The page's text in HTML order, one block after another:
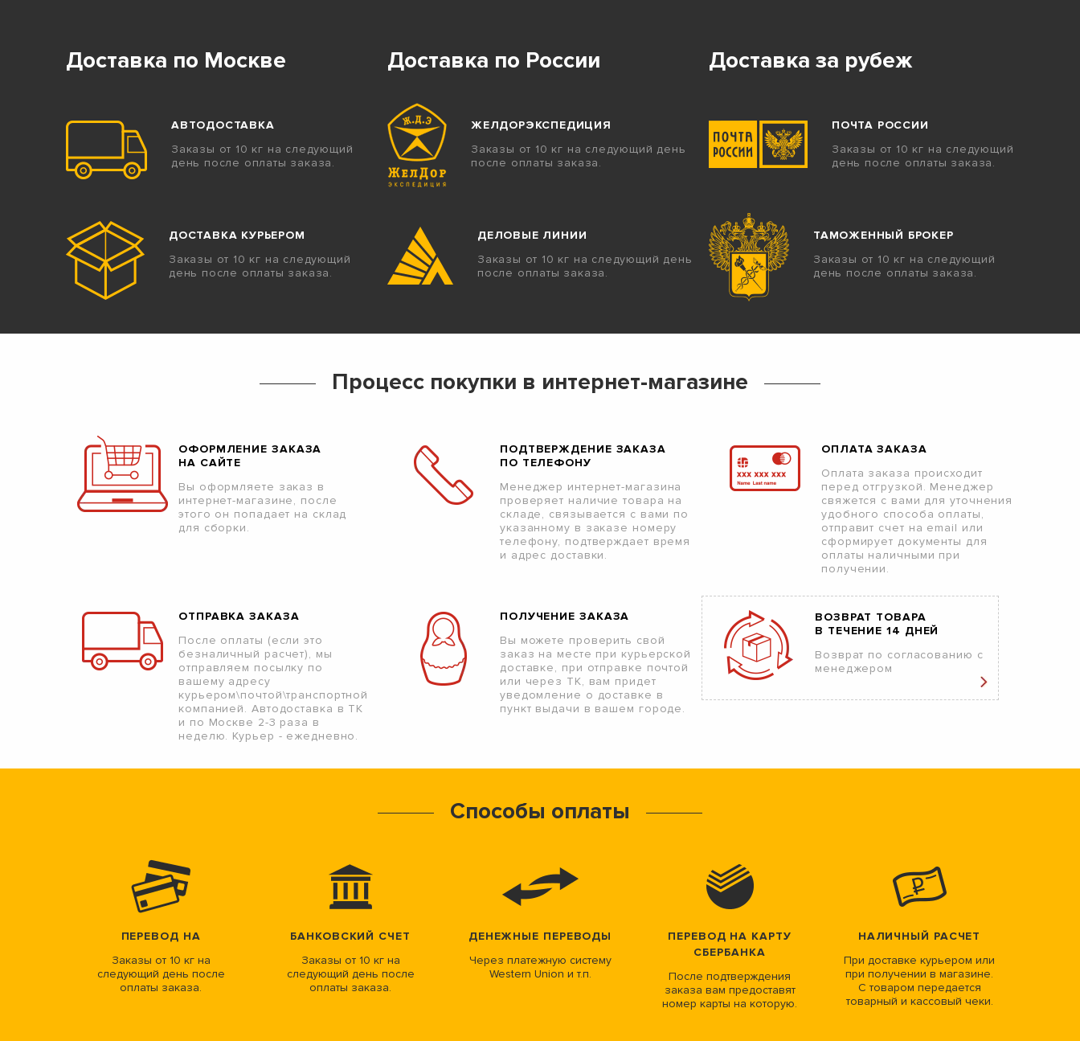
Доставка по Москве
АВТОДОСТАВКА
Заказы от 10 кг на следующий
день после оплаты заказа.
Доставка по России
ЖЕЛДОРЭКСПЕДИЦИЯ
Заказы от 10 кг на следующий день
после оплаты заказа.
Доставка за рубеж
ПОЧТА РОССИИ
Заказы от 10 кг на следующий
день после оплаты заказа.
ДОСТАВКА КУРЬЕРОМ
Заказы от 10 кг на следующий
день после оплаты заказа.
ДЕЛОВЫЕ ЛИНИИ
Заказы от 10 кг на следующий день
после оплаты заказа.
ТАМОЖЕННЫЙ БРОКЕР
Заказы от 10 кг на следующий
день после оплаты заказа.
Процесс покупки в интернет-магазине
ОФОРМЛЕНИЕ ЗАКАЗА
НА САЙТЕ
Вы оформляете заказ в
интернет-магазине, после
этого он попадает на склад
для сборки.
ПОДТВЕРЖДЕНИЕ ЗАКАЗА
ПО ТЕЛЕФОНУ
Менеджер интернет-магазина
проверяет наличие товара на
складе, связывается с вами по
указанному в заказе номеру
телефону, подтверждает время
и адрес доставки.
ОПЛАТА ЗАКАЗА
Оплата заказа происходит
перед отгрузкой. Менеджер
свяжется с вами для уточнения
удобного способа оплаты,
отправит счет на email или
сформирует документы для
оплаты наличными при
получении.
ОТПРАВКА ЗАКАЗА
После оплаты (если это
безналичный расчет), мы
отправляем посылку по
вашему адресу
курьером\почтой\транспортной
компанией. Автодоставка в ТК
и по Москве 2-3 раза в
неделю. Курьер - ежедневно.
ПОЛУЧЕНИЕ ЗАКАЗА
Вы можете проверить свой
заказ на месте при курьерской
доставке, при отправке почтой
или через ТК, вам придет
уведомление о доставке в
пункт выдачи в вашем городе.
ВОЗВРАТ ТОВАРА
В ТЕЧЕНИЕ 14 ДНЕЙ
Возврат по согласованию с
менеджером
Способы оплаты
ПЕРЕВОД НА
Заказы от 10 кг на
следующий день после
оплаты заказа.
БАНКОВСКИЙ СЧЕТ
Заказы от 10 кг на
следующий день после
оплаты заказа.
ДЕНЕЖНЫЕ ПЕРЕВОДЫ
Через платежную систему
Western Union и т.п.
ПЕРЕВОД НА КАРТУ
СБЕРБАНКА
После подтверждения
заказа вам предоставят
номер карты на которую.
НАЛИЧНЫЙ РАСЧЕТ
При доставке курьером или
при получении в магазине.
С товаром передается
товарный и кассовый чеки.